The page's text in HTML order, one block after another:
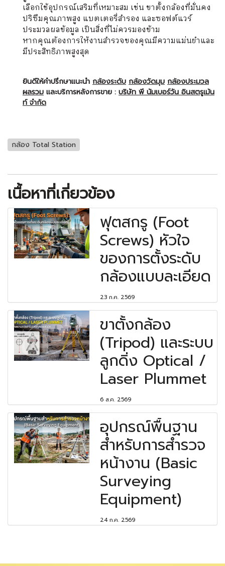
เลือกใช้อุปกรณ์เสริมที่เหมาะสม เช่น ขาตั้งกล้องที่มั่นคง
ปริซึมคุณภาพสูง แบตเตอรี่สำรอง และซอฟต์แวร์
ประมวลผลข้อมูล เป็นสิ่งที่ไม่ควรมองข้าม
หากคุณต้องการให้งานสำรวจของคุณมีความแม่นยำและ
มีประสิทธิภาพสูงสุด
ยินดีให้คำปรึกษาแนะนำ กล้องระดับ กล้องวัดมุม กล้องประมวล
ผลรวม และบริการหลังการขาย : บริษัท พี นัมเบอร์วัน อินสตรูเม้น
ท์ จำกัด
กล้อง Total Station
เนื้อหาที่เกี่ยวข้อง
ฟุตสกรู (Foot
Screws) หัวใจ
ของการตั้งระดับ
กล้องแบบละเอียด
23 ก.ค. 2569
ขาตั้งกล้อง
(Tripod) และระบบ
ลูกดิ่ง Optical /
Laser Plummet
6 ส.ค. 2569
อุปกรณ์พื้นฐาน
สำหรับการสำรวจ
หน้างาน (Basic
Surveying
Equipment)
24 ก.ค. 2569